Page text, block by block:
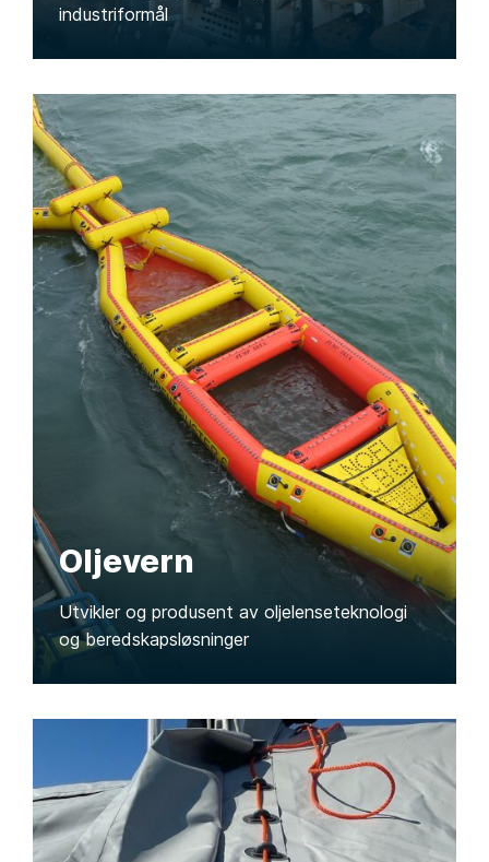
industriformål
Oljevern
Utvikler og produsent av oljelenseteknologi
og beredskapsløsninger